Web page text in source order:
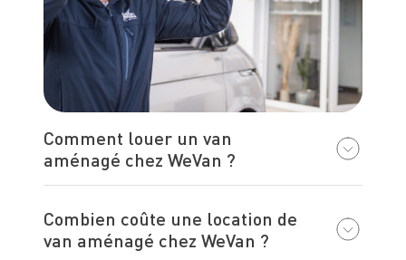
Comment louer un van
aménagé chez WeVan ?
Combien coûte une location de
van aménagé chez WeVan ?